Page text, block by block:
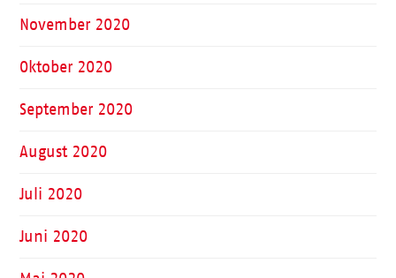
November 2020
Oktober 2020
September 2020
August 2020
Juli 2020
Juni 2020